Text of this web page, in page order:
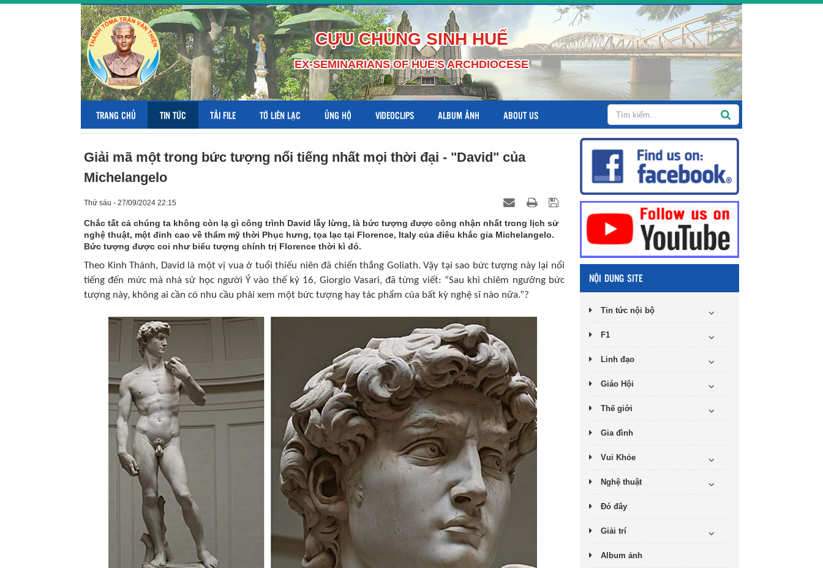
CỰU CHỦNG SINH HUẾ
EX-SEMINARIANS OF HUE'S ARCHDIOCESE
TRANG CHỦ TIN TỨC TẢI FILE TỜ LIÊN LẠC ỦNG HỘ VIDEOCLIPS ALBUM ẢNH ABOUT US
Giải mã một trong bức tượng nổi tiếng nhất mọi thời đại - "David" của
Michelangelo
Thứ sáu - 27/09/2024 22:15
Chắc tất cả chúng ta không còn lạ gì công trình David lẫy lừng, là bức tượng được công nhận nhất trong lịch sử
nghệ thuật, một đỉnh cao về thẩm mỹ thời Phục hưng, tọa lạc tại Florence, Italy của điêu khắc gia Michelangelo.
Bức tượng được coi như biểu tượng chính trị Florence thời kì đó.
Theo Kinh Thánh, David là một vị vua ở tuổi thiếu niên đã chiến thắng Goliath. Vậy tại sao bức tượng này lại nổi
tiếng đến mức mà nhà sử học người Ý vào thế kỷ 16, Giorgio Vasari, đã từng viết: “Sau khi chiêm ngưỡng bức
tượng này, không ai cần có nhu cầu phải xem một bức tượng hay tác phẩm của bất kỳ nghệ sĩ nào nữa.”?
NỘI DUNG SITE
Tin tức nội bộ
F1
Linh đạo
Giáo Hội
Thế giới
Gia đình
Vui Khỏe
Nghệ thuật
Đó đây
Giải trí
Album ảnh